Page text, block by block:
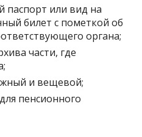
паспорт или вид на
билет с пометкой об
органа;
части, где
и вещевой;
пенсионного